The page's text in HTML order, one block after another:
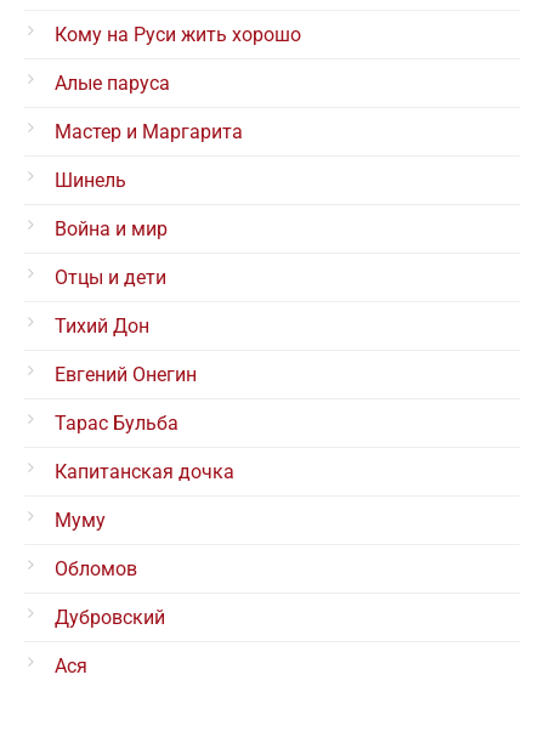
Кому на Руси жить хорошо
Алые паруса
Мастер и Маргарита
Шинель
Война и мир
Отцы и дети
Тихий Дон
Евгений Онегин
Тарас Бульба
Капитанская дочка
Муму
Обломов
Дубровский
Ася